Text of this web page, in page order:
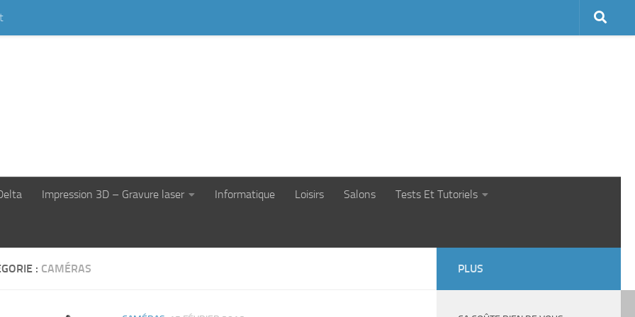
Impression 3D – Gravure laser Informatique Loisirs Salons Tests Et Tutoriels
: CAMÉRAS PLUS